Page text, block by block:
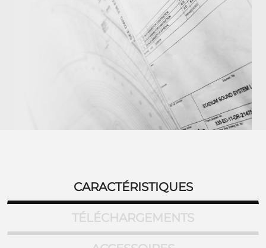
CARACTÉRISTIQUES
TÉLÉCHARGEMENTS